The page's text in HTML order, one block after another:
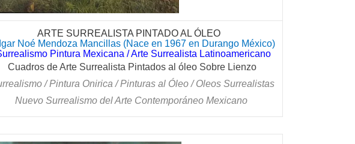
ARTE SURREALISTA PINTADO AL ÓLEO
Noé Mendoza Mancillas (Nace en 1967 en Durango México)
Pintura Mexicana / Arte Surrealista Latinoamericano
Cuadros de Arte Surrealista Pintados al óleo Sobre Lienzo
/ Pintura Onirica / Pinturas al Óleo / Oleos Surrealistas
Nuevo Surrealismo del Arte Contemporáneo Mexicano